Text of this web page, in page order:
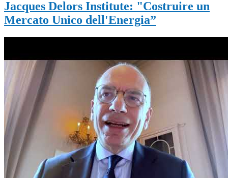
Jacques Delors Institute: "Costruire un
Mercato Unico dell'Energia”